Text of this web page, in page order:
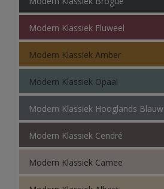
Sikkens Colour Futures 2023
Sikkens Colour Futures 2022
Colour Futures 2020
Sikkens Colour Futures 2019
Sikkens Colour Futures 2018
Modern Klassiek Fluweel
Modern Klassiek Amber
Modern Klassiek Opaal
Modern Klassiek Hooglands Blauw
Modern Klassiek Cendré
Modern Klassiek Camee